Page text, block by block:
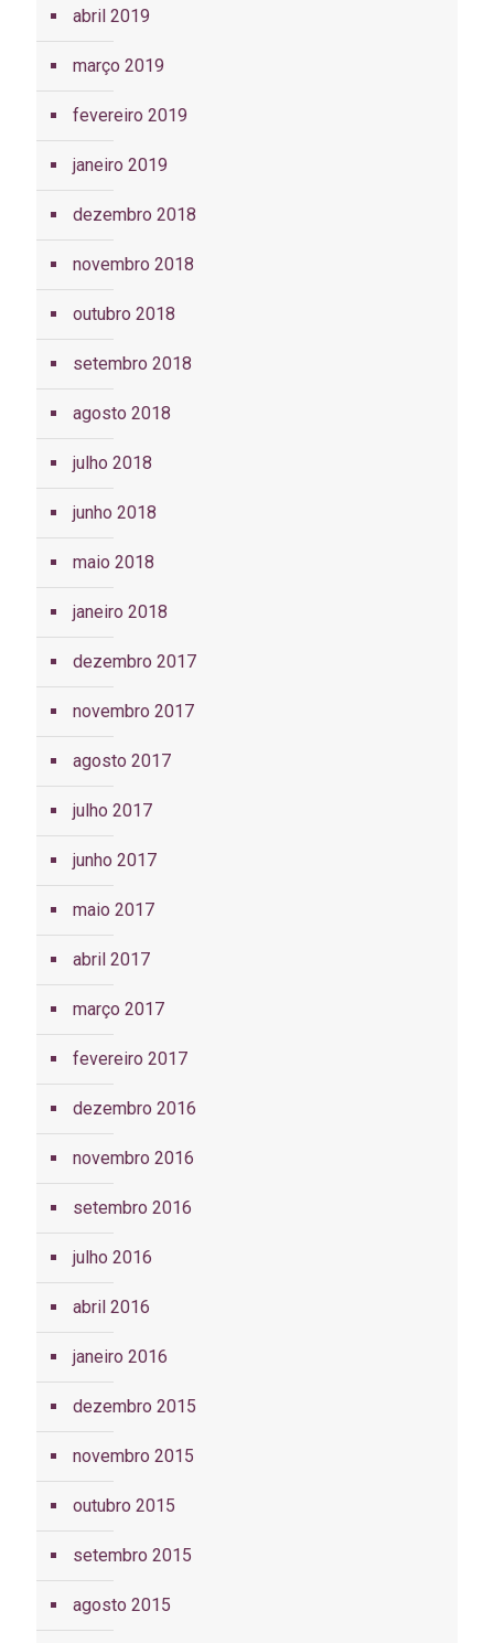
abril 2019
março 2019
fevereiro 2019
janeiro 2019
dezembro 2018
novembro 2018
outubro 2018
setembro 2018
agosto 2018
julho 2018
junho 2018
maio 2018
janeiro 2018
dezembro 2017
novembro 2017
agosto 2017
julho 2017
junho 2017
maio 2017
abril 2017
março 2017
fevereiro 2017
dezembro 2016
novembro 2016
setembro 2016
julho 2016
abril 2016
janeiro 2016
dezembro 2015
novembro 2015
outubro 2015
setembro 2015
agosto 2015